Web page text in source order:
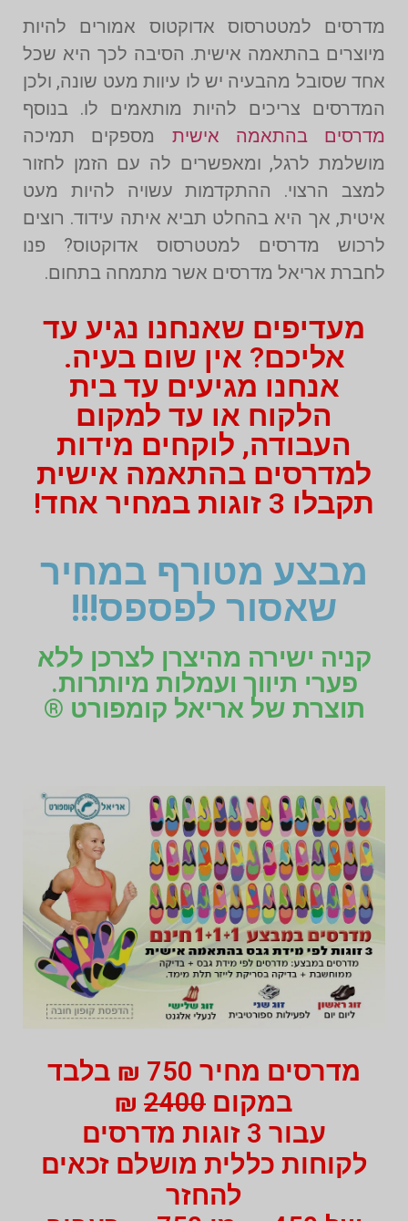
מדרסים למטטרסוס אדוקטוס אמורים להיות
מיוצרים בהתאמה אישית. הסיבה לכך היא שכל
אחד שסובל מהבעיה יש לו עיוות מעט שונה, ולכן
המדרסים צריכים להיות מותאמים לו. בנוסף
מדרסים בהתאמה אישית מספקים תמיכה
מושלמת לרגל, ומאפשרים לה עם הזמן לחזור
למצב הרצוי. ההתקדמות עשויה להיות מעט
איטית, אך היא בהחלט תביא איתה עידוד. רוצים
לרכוש מדרסים למטטרסוס אדוקטוס? פנו
לחברת אריאל מדרסים אשר מתמחה בתחום.
מעדיפים שאנחנו נגיע עד
אליכם? אין שום בעיה.
אנחנו מגיעים עד בית
הלקוח או עד למקום
העבודה, לוקחים מידות
למדרסים בהתאמה אישית
תקבלו 3 זוגות במחיר אחד!
מבצע מטורף במחיר
שאסור לפספס!!!
קניה ישירה מהיצרן לצרכן ללא
פערי תיווך ועמלות מיותרות.
תוצרת של אריאל קומפורט ®
מדרסים מחיר 750 ₪ בלבד
במקום 2400
₪
עבור 3 זוגות מדרסים
לקוחות כללית מושלם זכאים
להחזר